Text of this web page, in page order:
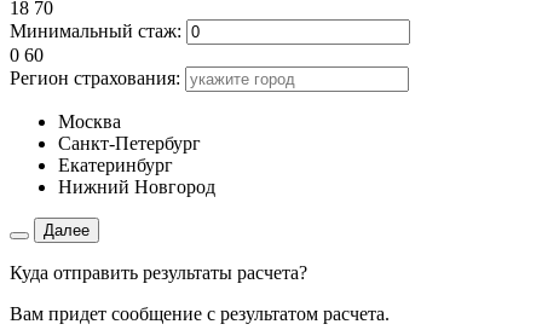
18 70
Минимальный стаж:
0 60
Регион страхования:
Москва
Санкт-Петербург
Екатеринбург
Нижний Новгород
Далее
Куда отправить результаты расчета?
Вам придет сообщение с результатом расчета.